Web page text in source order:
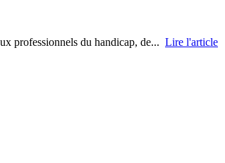
professionnels du handicap, de... Lire l'article